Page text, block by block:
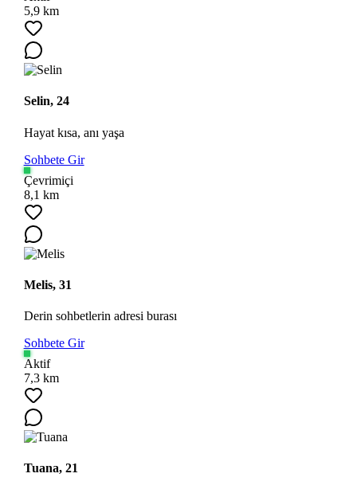
5,9 km
Selin, 24
Hayat kısa, anı yaşa
Sohbete Gir
Çevrimiçi
8,1 km
Melis, 31
Derin sohbetlerin adresi burası
Sohbete Gir
Aktif
7,3 km
Tuana, 21